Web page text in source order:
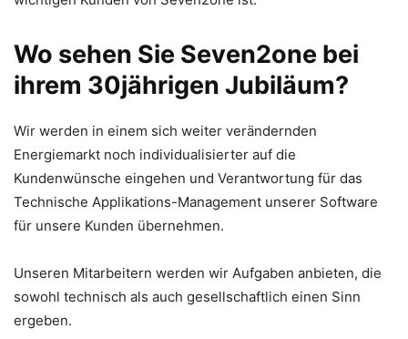
Wo sehen Sie Seven2one bei
ihrem 30jährigen Jubiläum?
Wir werden in einem sich weiter verändernden
Energiemarkt noch individualisierter auf die
Kundenwünsche eingehen und Verantwortung für das
Technische Applikations-Management unserer Software
für unsere Kunden übernehmen.
Unseren Mitarbeitern werden wir Aufgaben anbieten, die
sowohl technisch als auch gesellschaftlich einen Sinn
ergeben.